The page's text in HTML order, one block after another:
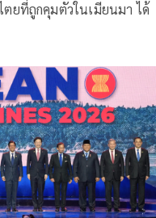
ยที่ถูกคุมตัวในเมียนมา ได้